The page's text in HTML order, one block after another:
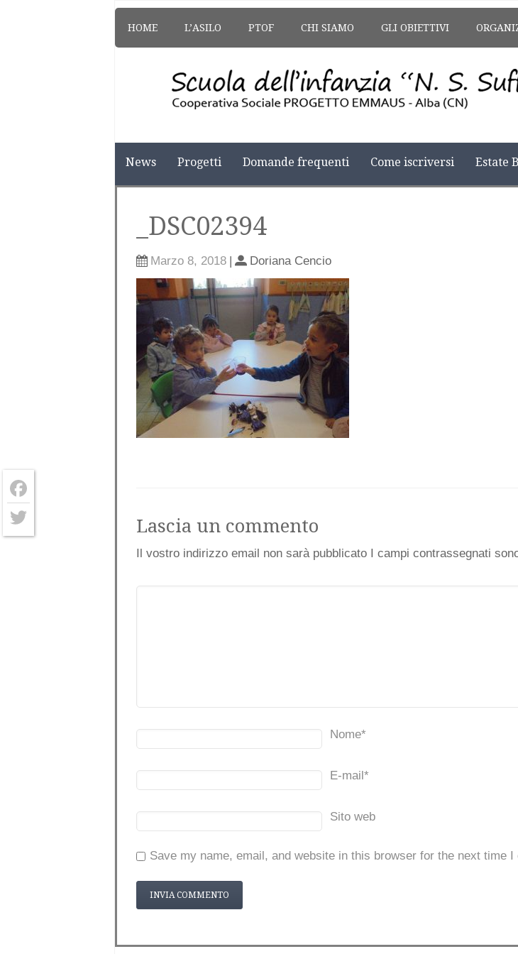
HOME L’ASILO PTOF CHI SIAMO GLI OBIETTIVI
News Progetti Domande frequenti Come iscriversi Estate
_DSC02394
Marzo 8, 2018 | Doriana Cencio
Lascia un commento
Il vostro indirizzo email non sarà pubblicato I campi contrassegnati
Nome*
E-mail *
Sito web
Save my name, email, and website in this browser for the next time I
Facebook
Twitter